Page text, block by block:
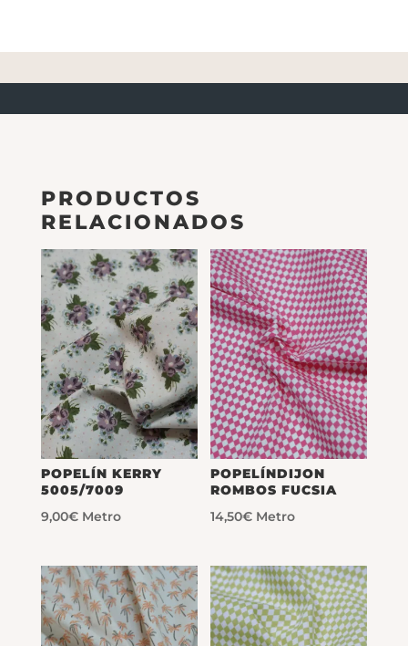
PRODUCTOS
RELACIONADOS
POPELÍN KERRY
5005/7009
9,00€ Metro
POPELÍNDIJON
ROMBOS FUCSIA
14,50€ Metro